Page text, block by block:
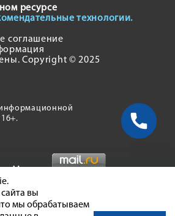
ресурсе
технологии.
соглашение
Copyright © 2025
вы
мы обрабатываем